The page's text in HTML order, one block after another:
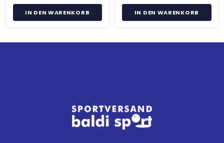
IN DEN WARENKORB IN DEN WARENKORB